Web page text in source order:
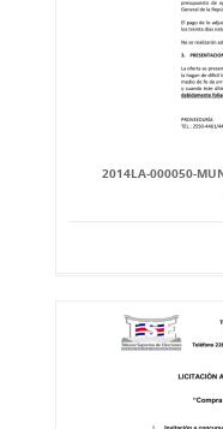
2014LA-000050-